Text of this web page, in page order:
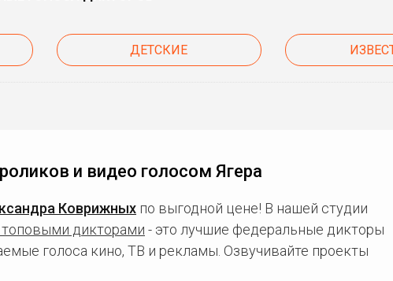
ДЕТСКИЕ
и видео голосом Ягера
Коврижных по выгодной цене! В нашей студии
дикторами - это лучшие федеральные дикторы
голоса кино, ТВ и рекламы. Озвучивайте проекты